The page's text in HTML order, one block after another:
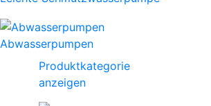
Abwasserpumpen
Produktkategorie
anzeigen